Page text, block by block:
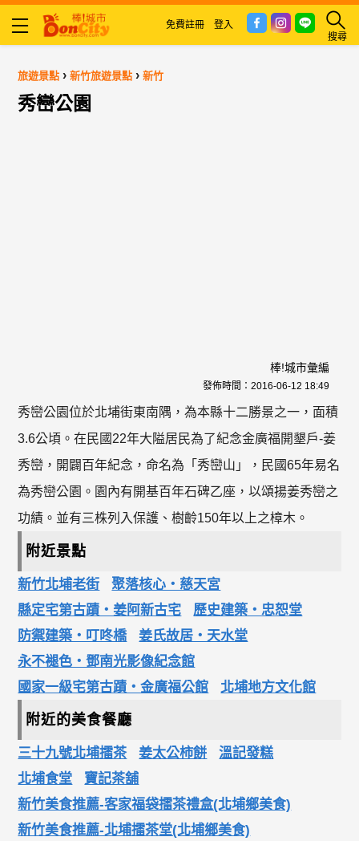
搜尋
免費註冊 登入
旅遊景點 ›新竹旅遊景點 ›新竹
秀巒公園
棒!城市彙編
發佈時間： 2016-06-12 18:49
秀巒公園位於北埔街東南隅，為本縣十二勝景之一，面積
3.6公頃。在民國22年大隘居民為了紀念金廣福開墾戶-姜
秀巒，開闢百年紀念，命名為「秀巒山」，民國65年易名
為秀巒公園。園內有開基百年石碑乙座，以頌揚姜秀巒之
功績。並有三株列入保護、樹齡150年以上之樟木。
附近景點
新竹北埔老街
聚落核心‧慈天宮
縣定宅第古蹟‧姜阿新古宅
歷史建築‧忠恕堂
防禦建築‧叮咚橋
姜氏故居‧天水堂
永不褪色‧鄧南光影像紀念館
國家一級宅第古蹟‧金廣福公館
北埔地方文化館
附近的美食餐廳
三十九號北埔擂茶 姜太公柿餅
溫記發糕
北埔食堂
寶記茶舖
新竹美食推薦-客家福袋擂茶禮盒(北埔鄉美食)
新竹美食推薦-北埔擂茶堂(北埔鄉美食)